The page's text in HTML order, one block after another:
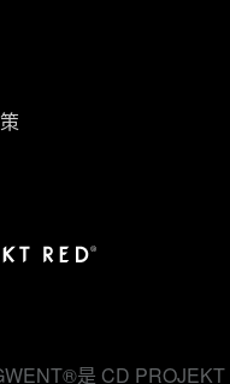
是 CD PROJEKT